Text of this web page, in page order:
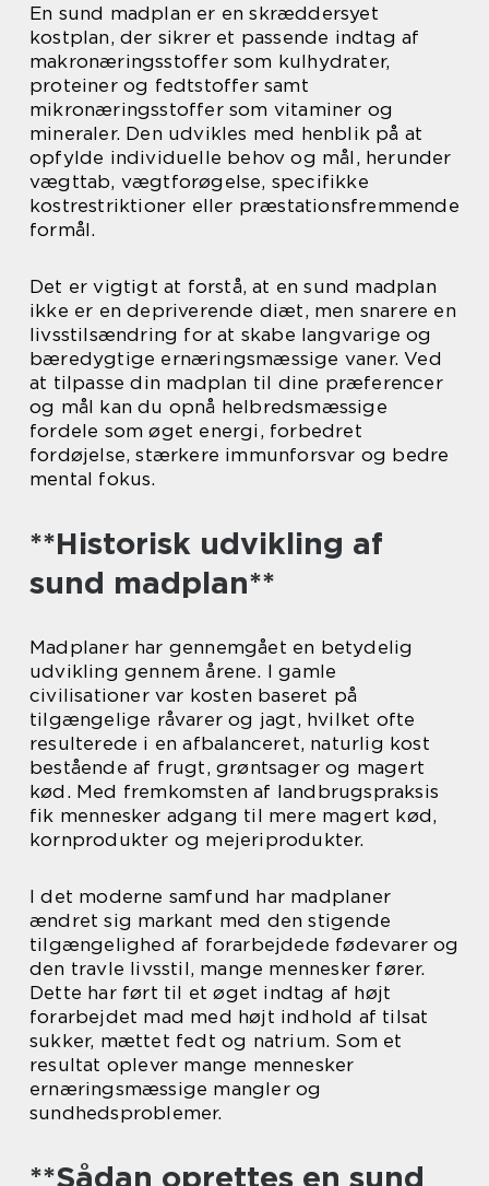
En sund madplan er en skræddersyet
kostplan, der sikrer et passende indtag af
makronæringsstoffer som kulhydrater,
proteiner og fedtstoffer samt
mikronæringsstoffer som vitaminer og
mineraler. Den udvikles med henblik på at
opfylde individuelle behov og mål, herunder
vægttab, vægtforøgelse, specifikke
kostrestriktioner eller præstationsfremmende
formål.
Det er vigtigt at forstå, at en sund madplan
ikke er en depriverende diæt, men snarere en
livsstilsændring for at skabe langvarige og
bæredygtige ernæringsmæssige vaner. Ved
at tilpasse din madplan til dine præferencer
og mål kan du opnå helbredsmæssige
fordele som øget energi, forbedret
fordøjelse, stærkere immunforsvar og bedre
mental fokus.
**Historisk udvikling af
sund madplan**
Madplaner har gennemgået en betydelig
udvikling gennem årene. I gamle
civilisationer var kosten baseret på
tilgængelige råvarer og jagt, hvilket ofte
resulterede i en afbalanceret, naturlig kost
bestående af frugt, grøntsager og magert
kød. Med fremkomsten af landbrugspraksis
fik mennesker adgang til mere magert kød,
kornprodukter og mejeriprodukter.
I det moderne samfund har madplaner
ændret sig markant med den stigende
tilgængelighed af forarbejdede fødevarer og
den travle livsstil, mange mennesker fører.
Dette har ført til et øget indtag af højt
forarbejdet mad med højt indhold af tilsat
sukker, mættet fedt og natrium. Som et
resultat oplever mange mennesker
ernæringsmæssige mangler og
sundhedsproblemer.
**Sådan oprettes en sund